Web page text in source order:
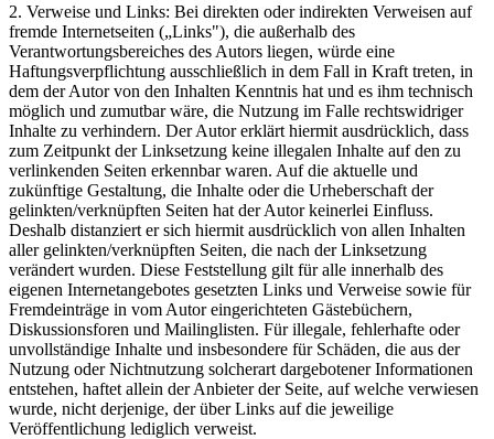
2. Verweise und Links: Bei direkten oder indirekten Verweisen auf
fremde Internetseiten („Links"), die außerhalb des
Verantwortungsbereiches des Autors liegen, würde eine
Haftungsverpflichtung ausschließlich in dem Fall in Kraft treten, in
dem der Autor von den Inhalten Kenntnis hat und es ihm technisch
möglich und zumutbar wäre, die Nutzung im Falle rechtswidriger
Inhalte zu verhindern. Der Autor erklärt hiermit ausdrücklich, dass
zum Zeitpunkt der Linksetzung keine illegalen Inhalte auf den zu
verlinkenden Seiten erkennbar waren. Auf die aktuelle und
zukünftige Gestaltung, die Inhalte oder die Urheberschaft der
gelinkten/verknüpften Seiten hat der Autor keinerlei Einfluss.
Deshalb distanziert er sich hiermit ausdrücklich von allen Inhalten
aller gelinkten/verknüpften Seiten, die nach der Linksetzung
verändert wurden. Diese Feststellung gilt für alle innerhalb des
eigenen Internetangebotes gesetzten Links und Verweise sowie für
Fremdeinträge in vom Autor eingerichteten Gästebüchern,
Diskussionsforen und Mailinglisten. Für illegale, fehlerhafte oder
unvollständige Inhalte und insbesondere für Schäden, die aus der
Nutzung oder Nichtnutzung solcherart dargebotener Informationen
entstehen, haftet allein der Anbieter der Seite, auf welche verwiesen
wurde, nicht derjenige, der über Links auf die jeweilige
Veröffentlichung lediglich verweist.